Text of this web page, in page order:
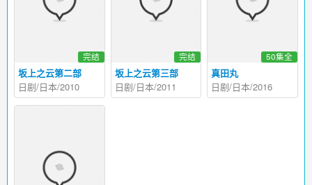
坂上之云第二部
完结
日剧/日本/2010
坂上之云第三部
完结
日剧/日本/2011
真田丸
50集全
日剧/日本/2016